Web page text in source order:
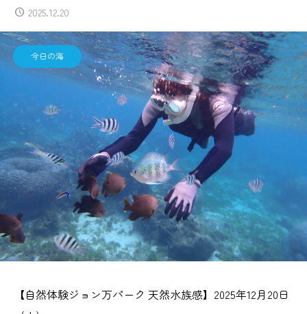
2025.12.20
今日の海
【自然体験ジョン万パーク 天然水族感】2025年12月20日